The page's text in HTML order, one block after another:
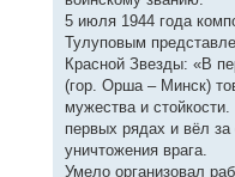
5 июля 1944 года
Тулуповым
Красной Звезды: «В
(гор. Орша – Минск)
мужества и
первых рядах и вёл
уничтожения врага.
Умело организовал